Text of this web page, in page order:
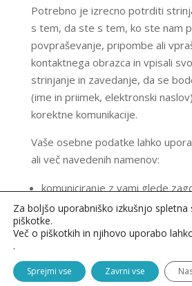
Potrebno je izrecno potrditi
s tem, da ste s tem, ko ste nam
povpraševanje, pripombe ali
kontaktnega obrazca in vpisali
strinjanje in zavedanje, da se
(ime in priimek, elektronski
korektne komunikacije.
Vaše osebne podatke lahko
ali več navedenih namenov:
komuniciranje z vami glede
storitev ter odgovarjanja na
in naročila
za uveljavljanje kakršnihkoli
reševanje sporov
za statistične analize o uporabi
Za boljšo uporabniško izkušnjo spletna
piškotke.
Več o piškotkih in njihovo uporabo
.
Sprejmi vse Zavrni vse